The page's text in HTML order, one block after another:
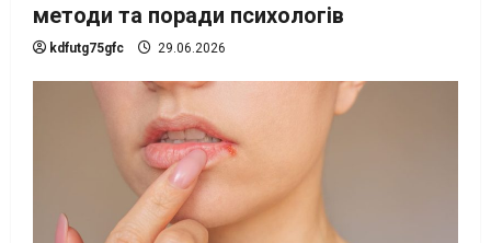
методи та поради психологів
kdfutg75gfc 29.06.2026